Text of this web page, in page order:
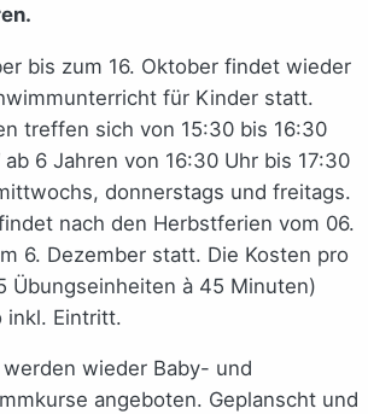
bis zum 16. Oktober findet wieder
für Kinder statt.
treffen sich von 15:30 bis 16:30
ab 6 Jahren von 16:30 Uhr bis 17:30
donnerstags und freitags.
nach den Herbstferien vom 06.
6. Dezember statt. Die Kosten pro
Übungseinheiten à 45 Minuten)
inkl. Eintritt.
wieder Baby- und
angeboten. Geplanscht und